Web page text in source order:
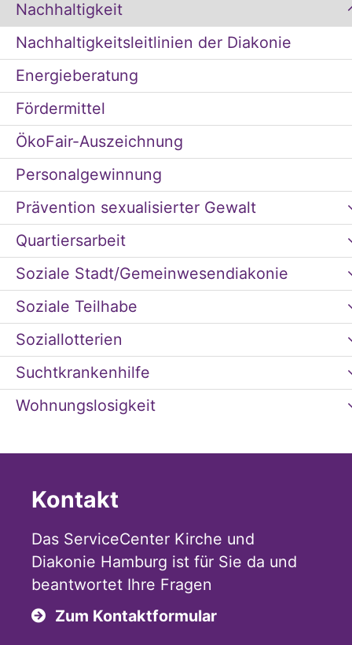
Nachhaltigkeit
Nachhaltigkeitsleitlinien der Diakonie
Energieberatung
Fördermittel
ÖkoFair-Auszeichnung
Personalgewinnung
Prävention sexualisierter Gewalt
Quartiersarbeit
Soziale Stadt/Gemeinwesendiakonie
Soziale Teilhabe
Soziallotterien
Suchtkrankenhilfe
Wohnungslosigkeit
Kontakt
Das ServiceCenter Kirche und
Diakonie Hamburg ist für Sie da und
beantwortet Ihre Fragen
Zum Kontaktformular